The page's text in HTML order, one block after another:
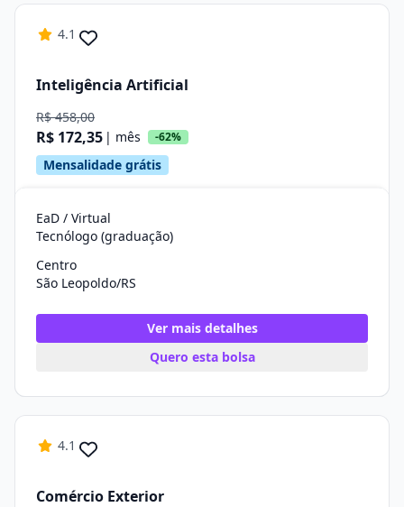
4.1
Inteligência Artificial
R$ 458,00
R$ 172,35 | mês -62%
Mensalidade grátis
EaD / Virtual
Tecnólogo (graduação)
Centro
São Leopoldo/RS
Ver mais detalhes
Quero esta bolsa
4.1
Comércio Exterior